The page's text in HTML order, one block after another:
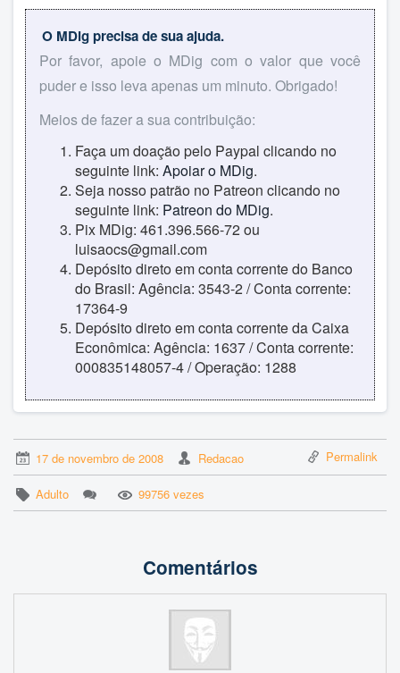
O MDig precisa de sua ajuda.
Por favor, apoie o MDig com o valor que você
puder e isso leva apenas um minuto. Obrigado!
Meios de fazer a sua contribuição:
Faça um doação pelo Paypal clicando no
seguinte link: Apoiar o MDig.
Seja nosso patrão no Patreon clicando no
seguinte link: Patreon do MDig.
Pix MDig: 461.396.566-72 ou
luisaocs@gmail.com
Depósito direto em conta corrente do Banco
do Brasil: Agência: 3543-2 / Conta corrente:
17364-9
Depósito direto em conta corrente da Caixa
Econômica: Agência: 1637 / Conta corrente:
000835148057-4 / Operação: 1288
17 de novembro de 2008 Redacao Permalink
Adulto 99756 vezes
Comentários